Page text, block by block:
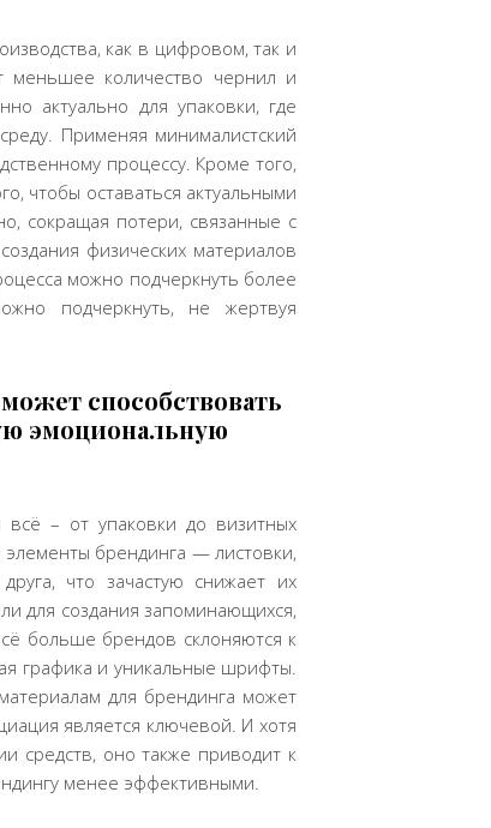
как в цифровом, так и
меньшее количество чернил и
актуально для упаковки, где
Применяя минималистский
процессу. Кроме того,
чтобы оставаться актуальными
сокращая потери, связанные с
физических материалов
можно подчеркнуть более
подчеркнуть, не жертвуя
способствовать
эмоциональную
всё – от упаковки до визитных
брендинга — листовки,
что зачастую снижает их
для создания запоминающихся,
больше брендов склоняются к
графика и уникальные шрифты.
для брендинга может
является ключевой. И хотя
средств, оно также приводит к
менее эффективными